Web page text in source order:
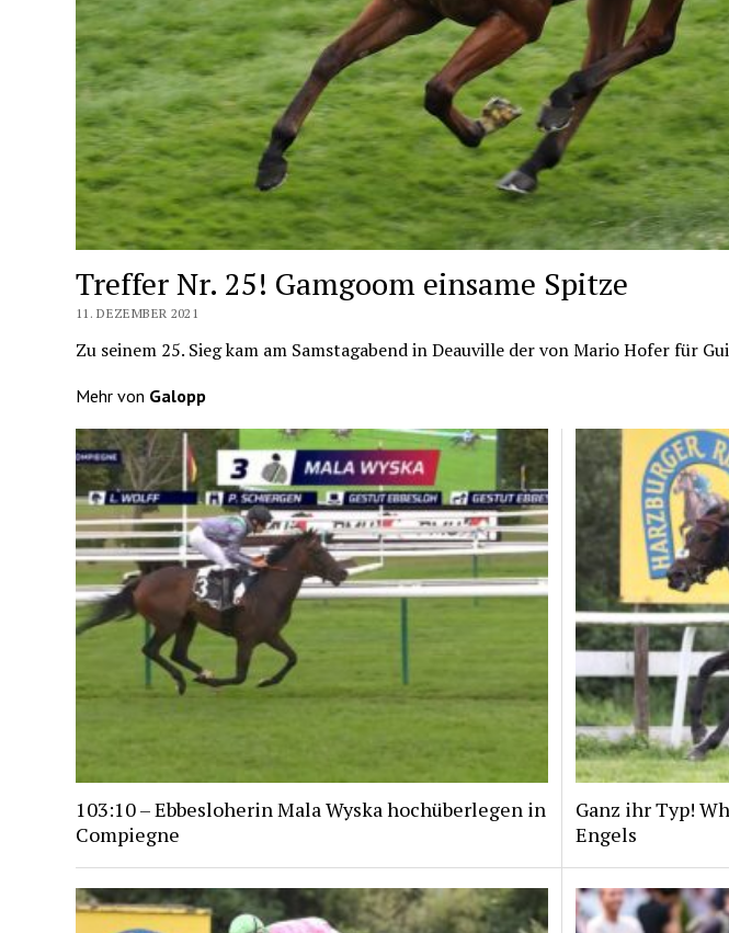
Treffer Nr. 25! Gamgoom einsame Spitze
11. DEZEMBER 2021
Zu seinem 25. Sieg kam am Samstagabend in Deauville der von Mario Hofer für
Mehr von Galopp
103:10 – Ebbesloherin Mala Wyska hochüberlegen in
Compiegne
Ganz ihr Typ!
Engels